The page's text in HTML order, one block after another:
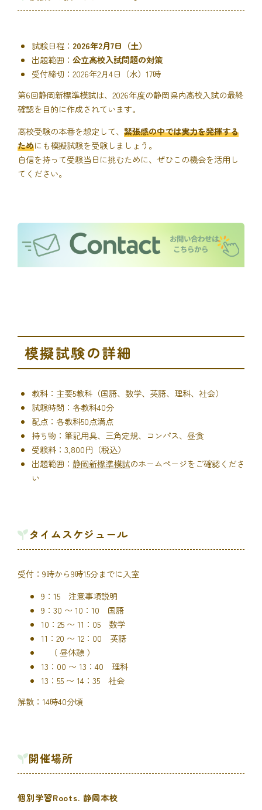
試験日程： 2026年2月7日（土）
出題範囲： 公立高校入試問題の対策
受付締切：2026年2月4日（水）17時
第6回静岡新標準模試は、2026年度の静岡県内高校入試の最終
確認を目的に作成されています。
高校受験の本番を想定して、 緊張感の中では実力を発揮する
ためにも模擬試験を受験しましょう。
自信を持って受験当日に挑むために、ぜひこの機会を活用し
てください。
模擬試験の詳細
教科：主要5教科（国語、数学、英語、理科、社会）
試験時間：各教科40分
配点：各教科50点満点
持ち物：筆記用具、三角定規、コンパス、昼食
受験料：3,800円（税込）
出題範囲： 静岡新標準模試のホームページをご確認くださ
い
タイムスケジュール
受付：9時から9時15分までに入室
9：15 注意事項説明
9：30 〜 10：10 国語
10：25 〜 11：05 数学
11：20 〜 12：00 英語
（ 昼休憩 ）
13：00 〜 13：40 理科
13：55 〜 14：35 社会
解散：14時40分頃
開催場所
個別学習Roots. 静岡本校